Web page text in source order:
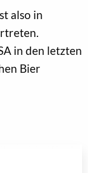
also in
in den letzten
Bier